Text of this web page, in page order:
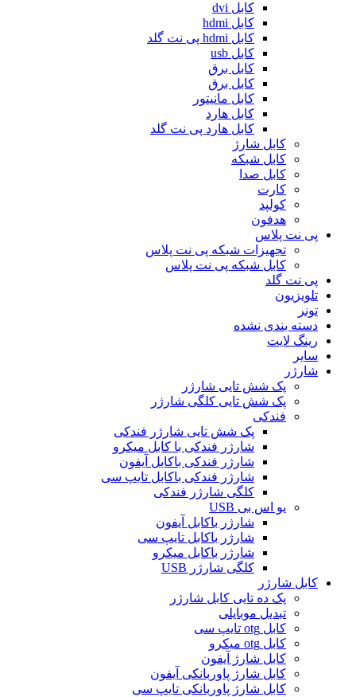
کابل dvi
کابل hdmi
کابل hdmi پی نت گلد
کابل usb
کابل برق
کابل برق
کابل مانیتور
کابل هارد
کابل هارد پی نت گلد
کابل شارژ
کابل شبکه
کابل صدا
کارت
کولپد
هدفون
پی نت پلاس
تجهیزات شبکه پی نت پلاس
کابل شبکه پی نت پلاس
پی نت گلد
تلویزیون
تونر
دسته بندی نشده
رینگ لایت
سایر
شارژر
پک شش تایی شارژر
پک شش تایی کلگی شارژر
فندکی
پک شش تایی شارژر فندکی
شارژر فندکی با کابل میکرو
شارژر فندکی باکابل آیفون
شارژر فندکی باکابل تایپ سی
کلگی شارژر فندکی
یو اس بی USB
شارژر باکابل آیفون
شارژر باکابل تایپ سی
شارژر باکابل میکرو
کلگی شارژر USB
کابل شارژر
پک ده تایی کابل شارژر
تبدیل موبایلی
کابل otg تایپ سی
کابل otg میکرو
کابل شارژ آیفون
کابل شارژ پاوربانکی آیفون
کابل شارژ پاوربانکی تایپ سی